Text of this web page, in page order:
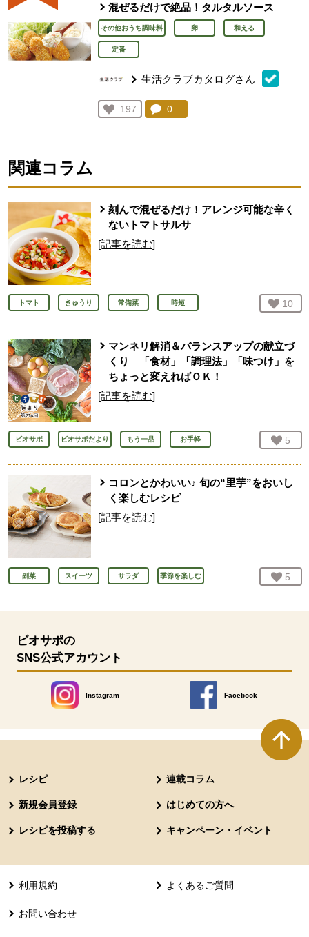
混ぜるだけで絶品！タルタルソース
その他おうち調味料 卵 和える
定番
生活クラブカタログさん
お気に入り登録：
197
人が登録
コメント：
0
関連コラム
刻んで混ぜるだけ！アレンジ可能な辛く
ないトマトサルサ
[記事を読む]
トマト きゅうり 常備菜 時短 お気
10
マンネリ解消＆バランスアップの献立づ
くり 「食材」「調理法」「味つけ」を
ちょっと変えればＯＫ！
[記事を読む]
ビオサポ ビオサポだより もう一品 お手軽 お気
5
コロンとかわいい♪ 旬の“里芋”をおいし
く楽しむレシピ
[記事を読む]
副菜 スイーツ サラダ 季節を楽しむ お気
5
ビオサポの
SNS公式アカウント
Instagram
別のウィンドウで開きます。
Facebook
別のウィンドウで開きます
レシピ 連載コラム
新規会員登録 はじめての方へ
レシピを投稿する キャンペーン・イベント
利用規約 よくあるご質問
お問い合わせ